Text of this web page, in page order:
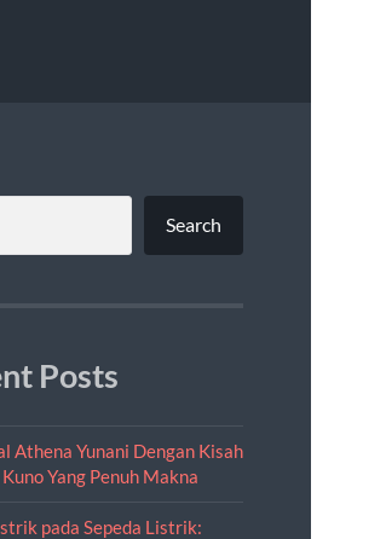
Search
Posts
Athena Yunani Dengan Kisah
Yang Penuh Makna
pada Sepeda Listrik: